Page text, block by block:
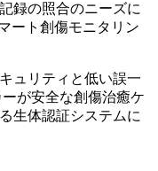
録の照合のニーズに
ート創傷モニタリン
ュリティと低い誤一
が安全な創傷治癒ケ
生体認証システムに